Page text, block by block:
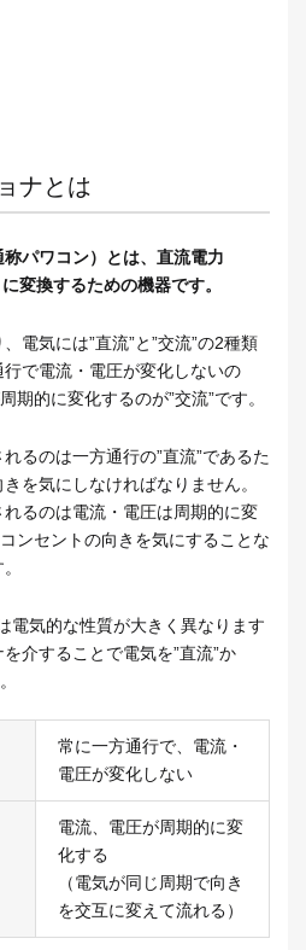
ナとは
パワコン）とは、直流電力
変換するための機器です。
電気には”直流”と”交流”の2種類
で電流・電圧が変化しないの
期的に変化するのが”交流”です。
るのは一方通行の”直流”であるた
を気にしなければなりません。
るのは電流・電圧は周期的に変
ンセントの向きを気にすることな
電気的な性質が大きく異なります
介することで電気を”直流”か
常に一方通行で、電流・
電圧が変化しない
電流、電圧が周期的に変
化する
（電気が同じ周期で向き
を交互に変えて流れる）